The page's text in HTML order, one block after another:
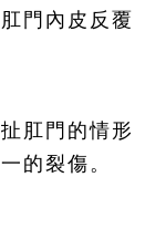
門內皮反覆
肛門的情形
的裂傷。